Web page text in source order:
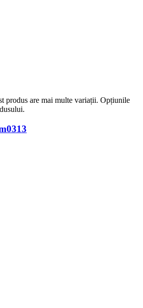
produs are mai multe variații. Opțiunile